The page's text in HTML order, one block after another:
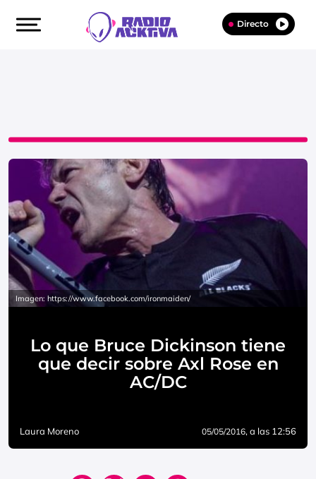
Directo
Imagen: https://www.facebook.com/ironmaiden/
Lo que Bruce Dickinson tiene
que decir sobre Axl Rose en
AC/DC
Laura Moreno 05/05/2016, a las 12:56